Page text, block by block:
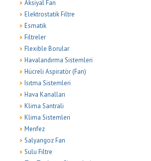
Aksiyal Fan
Elektrostatik Filtre
Esmatik
Filtreler
Flexible Borular
Havalandırma Sistemleri
Hücreli Aspiratör (Fan)
Isıtma Sistemleri
Hava Kanalları
Klima Santrali
Klima Sistemleri
Menfez
Salyangoz Fan
Sulu Filtre